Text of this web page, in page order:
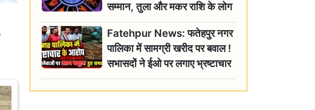
सम्मान, तुला और मकर राशि के लोग
रहें सतर्क
Fatehpur News: फतेहपुर नगर
पालिका में सामग्री खरीद पर बवाल !
सभासदों ने ईओ पर लगाए भ्रष्टाचार
के गंभीर आरोप